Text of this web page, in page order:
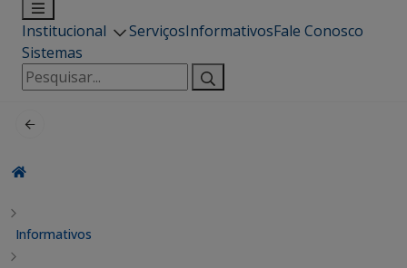
Institucional ServiçosInformativosFale Conosco
Sistemas
Pesquisar
por:
Informativos